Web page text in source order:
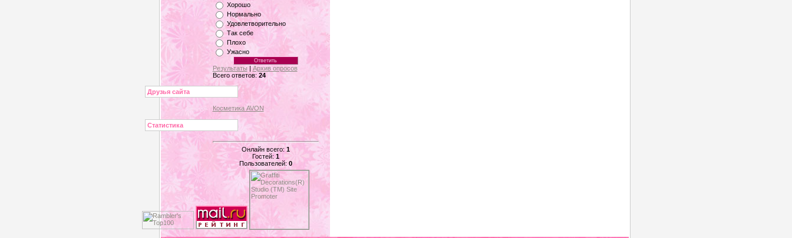
Хорошо
Нормально
Удовлетворительно
Так себе
Плохо
Ужасно
Результаты | Архив опросов
Всего ответов: 24
Друзья сайта
Косметика AVON
Статистика
Онлайн всего: 1
Гостей: 1
Пользователей: 0